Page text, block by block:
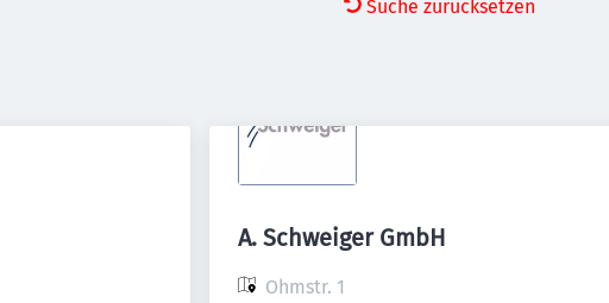
Suche zurücksetzen
A. Schweiger GmbH
Ohmstr. 1